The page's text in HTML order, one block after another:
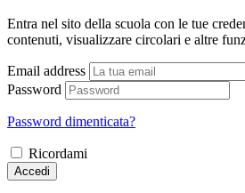
Entra nel sito della scuola con le tue
contenuti, visualizzare circolari e altre
Email address
Password
Password dimenticata?
Ricordami
Accedi